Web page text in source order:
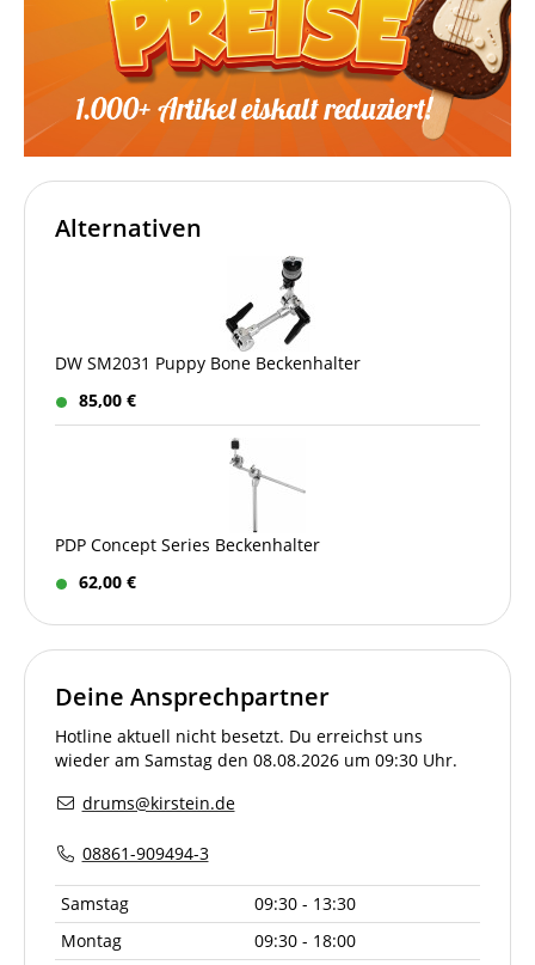
Alternativen
DW SM2031 Puppy Bone Beckenhalter
85,00 €
PDP Concept Series Beckenhalter
62,00 €
Deine Ansprechpartner
Hotline aktuell nicht besetzt. Du erreichst uns
wieder am Samstag den 08.08.2026 um 09:30 Uhr.
drums@kirstein.de
08861-909494-3
Samstag
09:30 - 13:30
Montag
09:30 - 18:00